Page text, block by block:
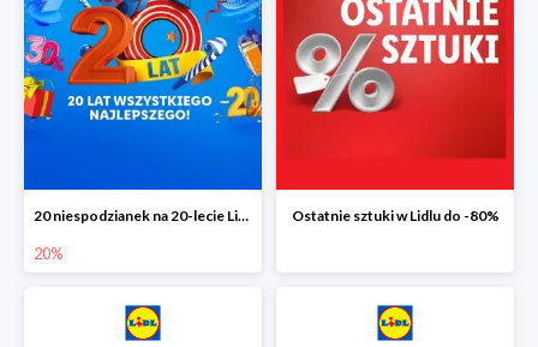
20 niespodzianek na 20-lecie Lidla do -20%
20%
Ostatnie sztuki w Lidlu do -80%